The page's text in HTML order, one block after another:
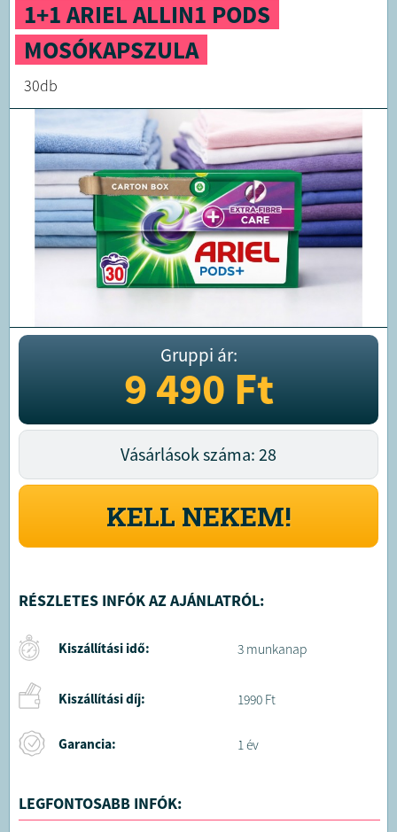
1+1 ARIEL ALLIN1 PODS
MOSÓKAPSZULA
30db
Gruppi ár:
9 490Ft
Vásárlások száma: 28
KELL NEKEM!
RÉSZLETES INFÓK AZ AJÁNLATRÓL:
Kiszállítási idő: 3 munkanap
Kiszállítási díj: 1990 Ft
Garancia: 1 év
LEGFONTOSABB INFÓK: